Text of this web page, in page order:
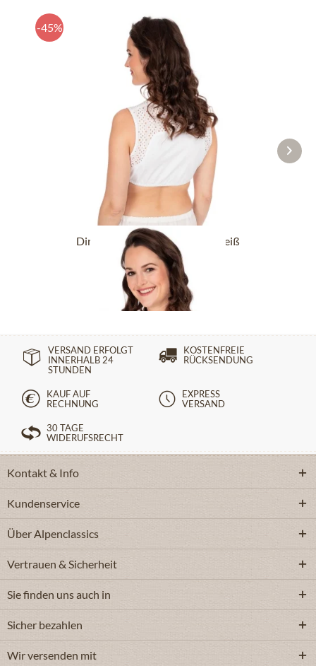
-45%
Dirndlbluse HANNELI-DALI weiß
24,90 € 44,90 €
VERSAND ERFOLGT
INNERHALB 24
STUNDEN
KOSTENFREIE
RÜCKSENDUNG
KAUF AUF
RECHNUNG
EXPRESS
VERSAND
30 TAGE
WIDERUFSRECHT
Kontakt & Info
Kundenservice
Über Alpenclassics
Vertrauen & Sicherheit
Sie finden uns auch in
Sicher bezahlen
Wir versenden mit